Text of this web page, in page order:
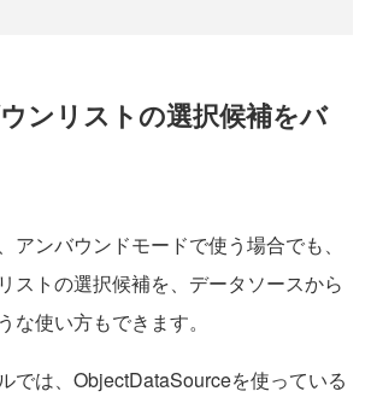
ンリストの選択候補をバ
アンバウンドモードで使う場合でも、
ストの選択候補を、データソースから
な使い方もできます。
では、ObjectDataSourceを使っている